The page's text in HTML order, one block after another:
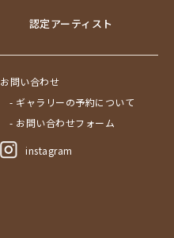
認定アーティスト
お問い合わせ
- ギャラリーの予約について
- お問い合わせフォーム
instagram